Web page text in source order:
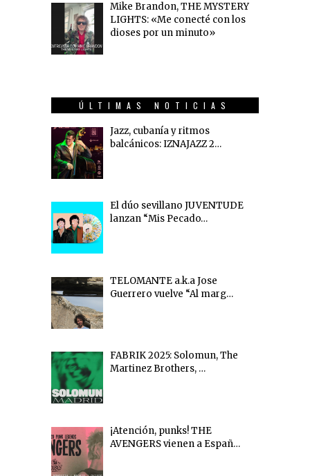
Mike Brandon, THE MYSTERY
LIGHTS: «Me conecté con los
dioses por un minuto»
ÚLTIMAS NOTICIAS
Jazz, cubanía y ritmos
balcánicos: IZNAJAZZ 2…
El dúo sevillano JUVENTUDE
lanzan “Mis Pecado…
TELOMANTE a.k.a Jose
Guerrero vuelve “Al marg…
FABRIK 2025: Solomun, The
Martinez Brothers, …
¡Atención, punks! THE
AVENGERS vienen a Españ…